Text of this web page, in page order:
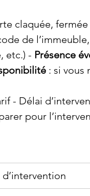
claquée,
de
etc.) - Présence
: si vous
- Délai
pour